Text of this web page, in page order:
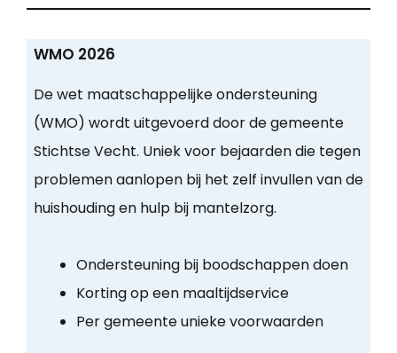
WMO 2026
De wet maatschappelijke ondersteuning
(WMO) wordt uitgevoerd door de gemeente
Stichtse Vecht. Uniek voor bejaarden die tegen
problemen aanlopen bij het zelf invullen van de
huishouding en hulp bij mantelzorg.
Ondersteuning bij boodschappen doen
Korting op een maaltijdservice
Per gemeente unieke voorwaarden